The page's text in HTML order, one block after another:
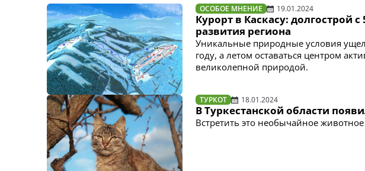
ОСОБОЕ МНЕНИЕ 19.01.2024
Курорт в Каскасу: долгострой
развития региона
Уникальные природные условия
году, а летом оставаться центром
великолепной природой.
ТУРКОТ 18.01.2024
В Туркестанской области
Встретить это необычайное